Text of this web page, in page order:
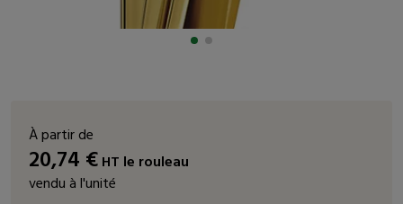
À partir de
20,74 €HT le rouleau
vendu à l'unité